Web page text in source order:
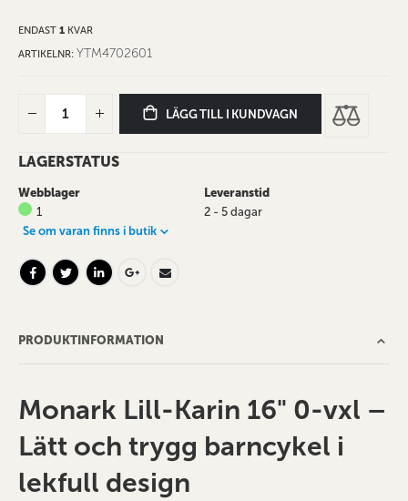
ENDAST 1 KVAR
ARTIKELNR YTM4702601
LÄGG TILL I KUNDVAGN
LAGERSTATUS
Webblager
Leveranstid
1
2 - 5 dagar
Se om varan finns i butik
PRODUKTINFORMATION
Monark Lill-Karin 16" 0-vxl –
Lätt och trygg barncykel i
lekfull design